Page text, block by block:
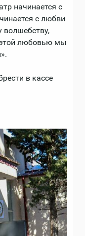
начинается с
с любви
волшебству,
этой любовью мы
в кассе